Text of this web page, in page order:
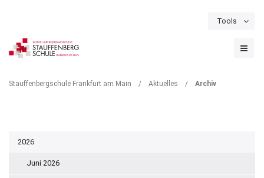
Tools
Schulportal Termine
Stauffenbergschule Frankfurt am Main / Aktuelles / Archiv
2026
Juni 2026